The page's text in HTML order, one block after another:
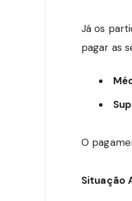
Já os
pagar as
O
Situação